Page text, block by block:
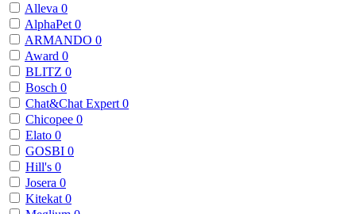
Alleva 0
AlphaPet 0
ARMANDO 0
Award 0
BLITZ 0
Bosch 0
Chat&Chat Expert 0
Chicopee 0
Elato 0
GOSBI 0
Hill's 0
Josera 0
Kitekat 0